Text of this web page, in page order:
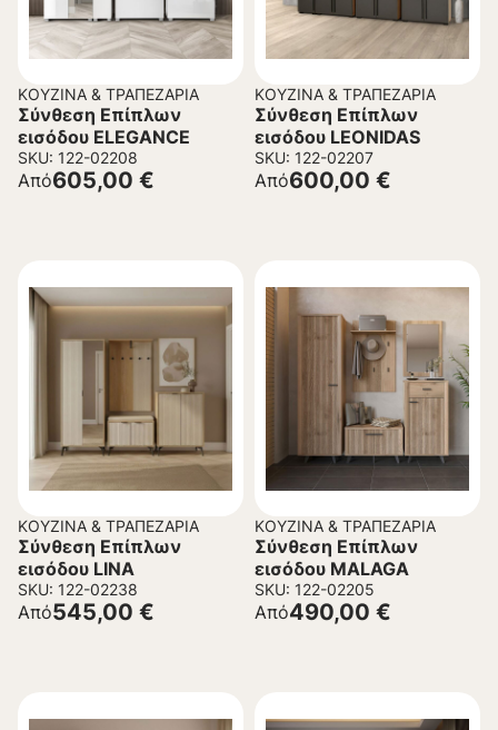
ΚΟΥΖΊΝΑ & ΤΡΑΠΕΖΑΡΊΑ
Σύνθεση Επίπλων
εισόδου ELEGANCE
SKU: 122-02208
605,00 €
Από
ΚΟΥΖΊΝΑ & ΤΡΑΠΕΖΑΡΊΑ
Σύνθεση Επίπλων
εισόδου LEONIDAS
SKU: 122-02207
600,00 €
Από
ΚΟΥΖΊΝΑ & ΤΡΑΠΕΖΑΡΊΑ
Σύνθεση Επίπλων
εισόδου LINA
SKU: 122-02238
545,00 €
Από
ΚΟΥΖΊΝΑ & ΤΡΑΠΕΖΑΡΊΑ
Σύνθεση Επίπλων
εισόδου MALAGA
SKU: 122-02205
490,00 €
Από